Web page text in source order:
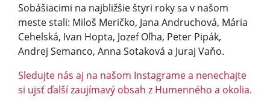
Sobášiacimi na najbližšie štyri roky sa v našom
meste stali: Miloš Meričko, Jana Andruchová, Mária
Cehelská, Ivan Hopta, Jozef Oľha, Peter Pipák,
Andrej Semanco, Anna Sotaková a Juraj Vaňo.
Sledujte nás aj na našom Instagrame a nenechajte
si ujsť ďalší zaujímavý obsah z Humenného a okolia.